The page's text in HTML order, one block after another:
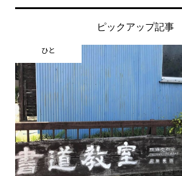
ピックアップ記事
ひと